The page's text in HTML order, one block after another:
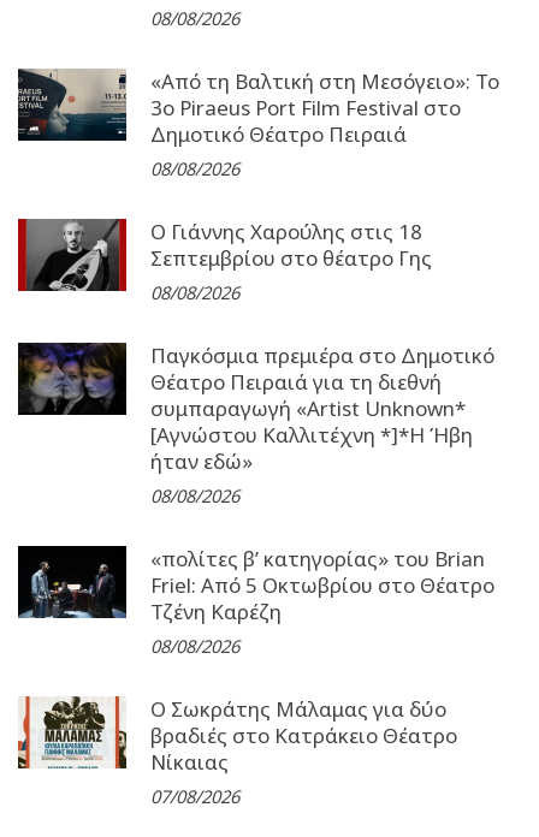
08/08/2026
«Από τη Βαλτική στη Μεσόγειο»: Το
3o Piraeus Port Film Festival στο
Δημοτικό Θέατρο Πειραιά
08/08/2026
Ο Γιάννης Χαρούλης στις 18
Σεπτεμβρίου στο θέατρο Γης
08/08/2026
Παγκόσμια πρεμιέρα στο Δημοτικό
Θέατρο Πειραιά για τη διεθνή
συμπαραγωγή «Artist Unknown*
[Αγνώστου Καλλιτέχνη *]*Η Ήβη
ήταν εδώ»
08/08/2026
«πολίτες β’ κατηγορίας» του Brian
Friel: Από 5 Οκτωβρίου στο Θέατρο
Τζένη Καρέζη
08/08/2026
Ο Σωκράτης Μάλαμας για δύο
βραδιές στο Κατράκειο Θέατρο
Νίκαιας
07/08/2026